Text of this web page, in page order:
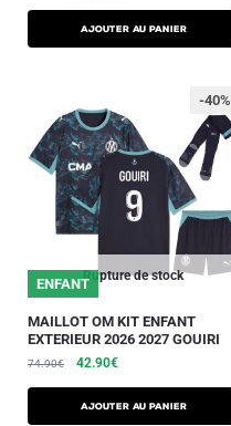
AJOUTER AU PANIER
Rupture de stock
ENFANT
-40%
MAILLOT OM KIT ENFANT
EXTERIEUR 2026 2027 GOUIRI
74.90€ 42.90€
AJOUTER AU PANIER